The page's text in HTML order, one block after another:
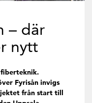
– där
nytt
fiberteknik.
Fyrisån invigs
från start till